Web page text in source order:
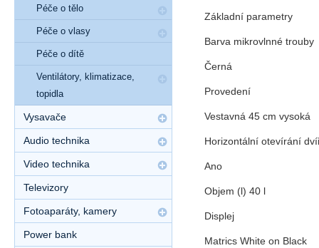
Základní parametry
Barva mikrovlnné trouby
Černá
Provedení
Vestavná 45 cm vysoká
Horizontální otevírání
Ano
Objem (l) 40 l
Displej
Matrics White on Black
Péče o tělo
Péče o vlasy
Péče o dítě
Ventilátory, klimatizace,
topidla
Vysavače
Audio technika
Video technika
Televizory
Fotoaparáty, kamery
Power bank